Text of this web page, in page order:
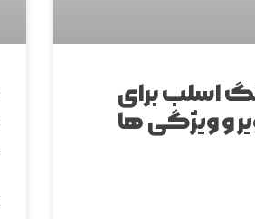
اسلب برای
و ویژگی ها